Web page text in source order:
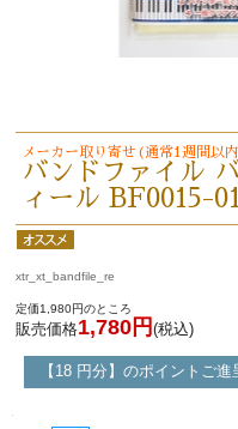
メーカー取り寄せ(通常1週間以
バンドファイル
ィール BF0015-01
xtr_xt_bandfile_re
定価1,980円のところ
販売価格1,780円 (税込)
【18 円分】のポイントご進